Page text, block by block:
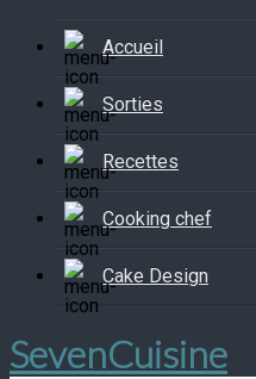
Accueil
Sorties
Recettes
Cooking chef
Cake Design
SevenCuisine